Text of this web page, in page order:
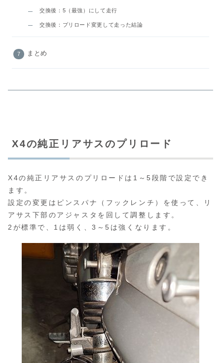
交換後：5（最強）にして走行
交換後：プリロード変更して走った結論
まとめ
X4の純正リアサスのプリロード
X4の純正リアサスのプリロードは1～5段階で設定でき
ます。
設定の変更はピンスパナ（フックレンチ）を使って、リ
アサス下部のアジャスタを回して調整します。
2が標準で、1は弱く、3～5は強くなります。